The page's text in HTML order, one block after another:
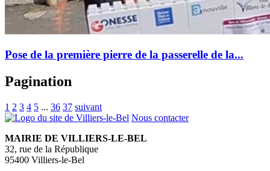
Pose de la première pierre de la passerelle de la...
Pagination
1 2 3 4 5 ... 36 37 suivant
Nous contacter
MAIRIE DE VILLIERS-LE-BEL
32, rue de la République
95400 Villiers-le-Bel